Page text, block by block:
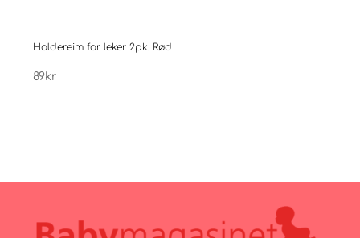
Holdereim for leker 2pk. Rød
89kr